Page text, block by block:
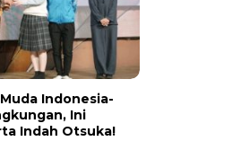
Indonesia-
Ini
Indah Otsuka!